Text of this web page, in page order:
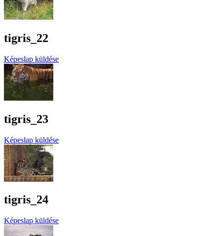
tigris_22
Képeslap küldése
tigris_23
Képeslap küldése
tigris_24
Képeslap küldése